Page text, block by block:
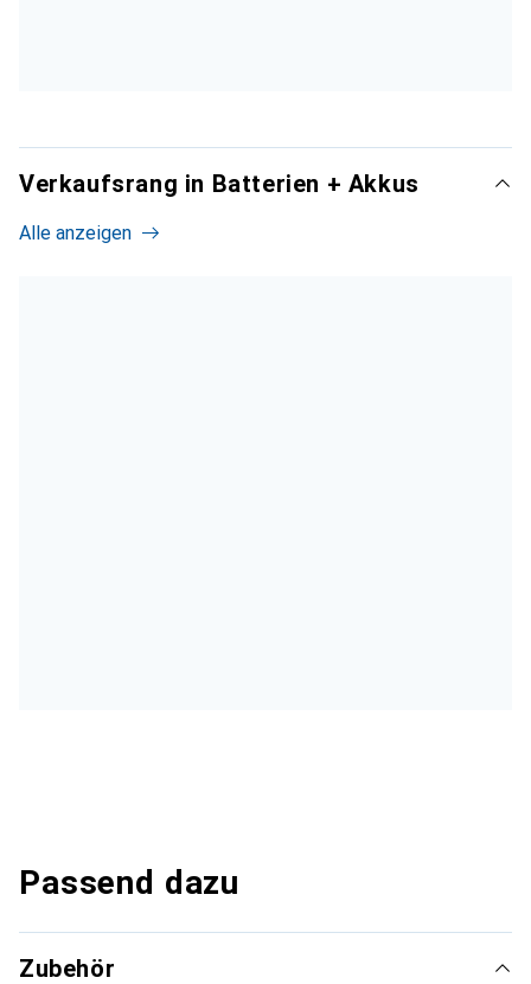
Verkaufsrang in Batterien + Akkus
Alle anzeigen
Passend dazu
Zubehör